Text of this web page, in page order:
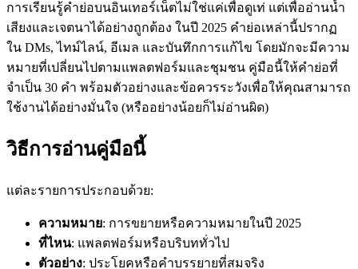
การเรียนรู้คำย่อบนอินเทอร์เน็ตไม่ใช่แค่เพื่อดูเท่ แต่เพื่ออ่านน้ำ
เสียงและเจตนาได้อย่างถูกต้อง ในปี 2025 คำย่อเหล่านี้ปรากฏ
ใน DMs, ไทม์ไลน์, อีเมล และบันทึกการแก้ไข โดยมักจะมีความ
หมายที่เปลี่ยนไปตามแพลตฟอร์มและชุมชน คู่มือนี้ให้คำย่อที่
จำเป็น 30 คำ พร้อมตัวอย่างและข้อควรระวังเพื่อให้คุณสามารถ
ใช้งานได้อย่างมั่นใจ (หรืออย่างน้อยก็ไม่อ่านผิด)
วิธีการอ่านคู่มือนี้
แต่ละรายการประกอบด้วย:
ความหมาย: การขยายหรือความหมายในปี 2025
ที่ไหน: แพลตฟอร์มหรือบริบททั่วไป
ตัวอย่าง: ประโยคหรือคำบรรยายที่สมจริง